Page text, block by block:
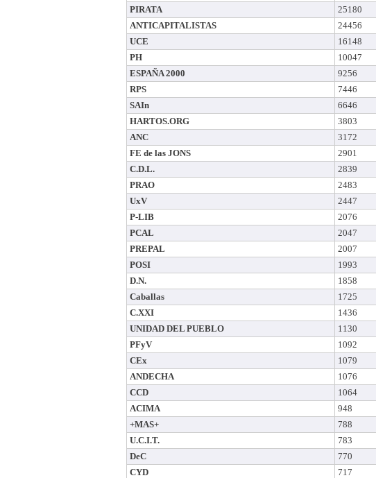
PIRATA
25180
ANTICAPITALISTAS
24456
UCE
16148
PH
10047
ESPAÑA 2000
9256
RPS
7446
SAIn
6646
HARTOS.ORG
3803
ANC
3172
FE de las JONS
2901
C.D.L.
2839
PRAO
2483
UxV
2447
P-LIB
2076
PCAL
2047
PREPAL
2007
POSI
1993
D.N.
1858
Caballas
1725
C.XXI
1436
UNIDAD DEL PUEBLO
1130
PFyV
1092
CEx
1079
ANDECHA
1076
CCD
1064
ACIMA
948
+MAS+
788
U.C.I.T.
783
DeC
770
CYD
717